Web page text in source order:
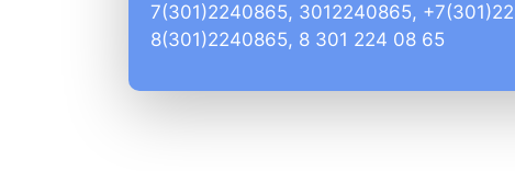
7(301)2240865, 3012240865,
8(301)2240865, 8 301 224 08 65